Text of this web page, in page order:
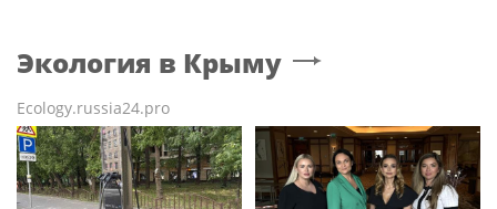
Экология в Крыму
Ecology.russia24.pro